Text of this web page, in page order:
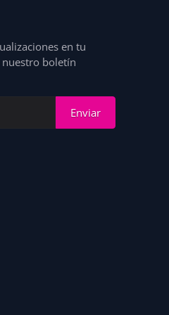
en tu
nuestro boletín
Enviar